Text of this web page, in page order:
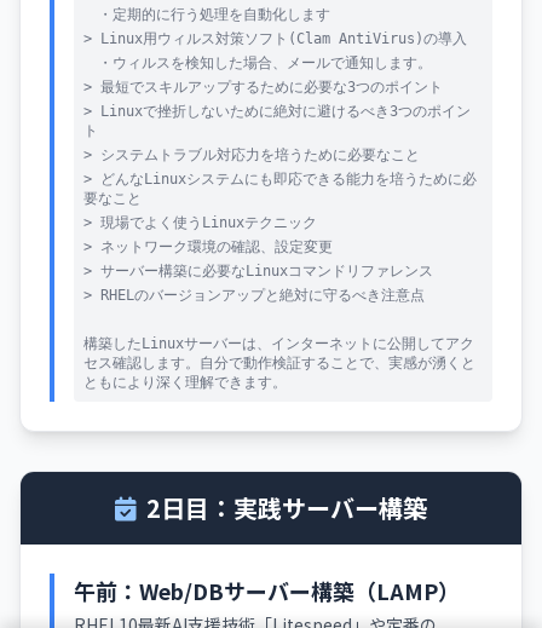
・定期的に行う処理を自動化します
> Linux用ウィルス対策ソフト(Clam AntiVirus)の導入
・ウィルスを検知した場合、メールで通知します。
> 最短でスキルアップするために必要な3つのポイント
> Linuxで挫折しないために絶対に避けるべき3つのポイン
ト
> システムトラブル対応力を培うために必要なこと
> どんなLinuxシステムにも即応できる能力を培うために必
要なこと
> 現場でよく使うLinuxテクニック
> ネットワーク環境の確認、設定変更
> サーバー構築に必要なLinuxコマンドリファレンス
> RHELのバージョンアップと絶対に守るべき注意点
構築したLinuxサーバーは、インターネットに公開してアク
セス確認します。自分で動作検証することで、実感が湧くと
ともにより深く理解できます。
2日目：実践サーバー構築
午前：Web/DBサーバー構築（LAMP）